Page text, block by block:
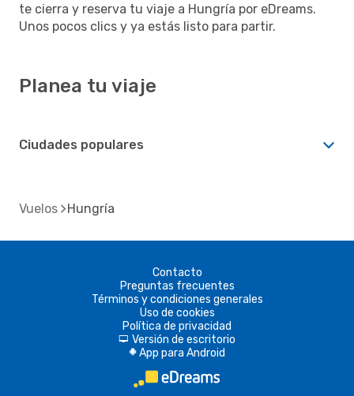
te cierra y reserva tu viaje a Hungría por eDreams.
Unos pocos clics y ya estás listo para partir.
Planea tu viaje
Ciudades populares
Vuelos Hungría
Contacto
Preguntas frecuentes
Términos y condiciones generales
Uso de cookies
Política de privacidad
d Versión de escritorio
A App para Android